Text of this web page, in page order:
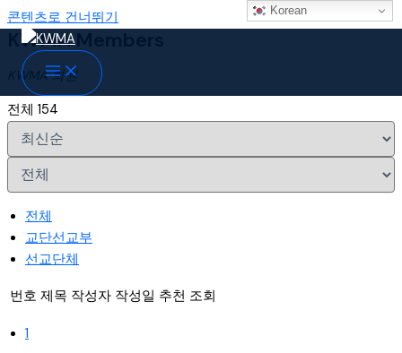
콘텐츠로 건너뛰기
KWMA Members
KWMA 회원
전체 154
전체
교단선교부
선교단체
번호 제목 작성자 작성일 추천 조회
1
Korean